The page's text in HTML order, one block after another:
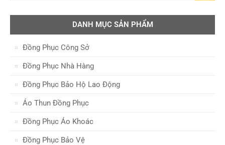
DANH MỤC SẢN PHẨM
Đồng Phục Công Sở
Đồng Phục Nhà Hàng
Đồng Phục Bảo Hộ Lao Động
Áo Thun Đồng Phục
Đồng Phục Áo Khoác
Đồng Phục Bảo Vệ